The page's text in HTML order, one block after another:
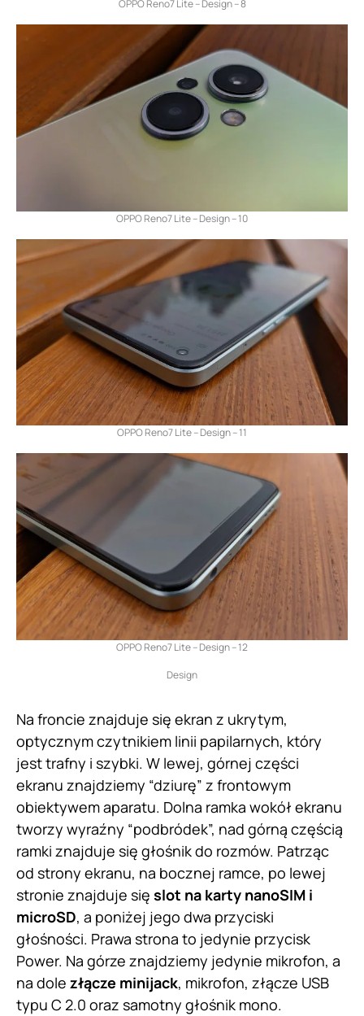
OPPO Reno7 Lite – Design – 8
OPPO Reno7 Lite – Design – 10
OPPO Reno7 Lite – Design – 11
OPPO Reno7 Lite – Design – 12
Design
Na froncie znajduje się ekran z ukrytym,
optycznym czytnikiem linii papilarnych, który
jest trafny i szybki. W lewej, górnej części
ekranu znajdziemy “dziurę” z frontowym
obiektywem aparatu. Dolna ramka wokół ekranu
tworzy wyraźny “podbródek”, nad górną częścią
ramki znajduje się głośnik do rozmów. Patrząc
od strony ekranu, na bocznej ramce, po lewej
stronie znajduje się slot na karty nanoSIM i
microSD, a poniżej jego dwa przyciski
głośności. Prawa strona to jedynie przycisk
Power. Na górze znajdziemy jedynie mikrofon, a
na dole złącze minijack, mikrofon, złącze USB
typu C 2.0 oraz samotny głośnik mono.